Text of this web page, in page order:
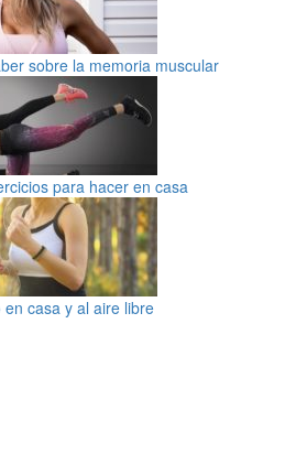
sobre la memoria muscular
para hacer en casa
casa y al aire libre